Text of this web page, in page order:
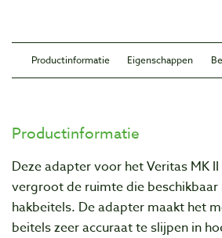
Productinformatie Eigenschappen
Productinformatie
Deze adapter voor het Veritas MK
vergroot de ruimte die
hakbeitels. De adapter maakt het
beitels zeer accuraat te slijpen in